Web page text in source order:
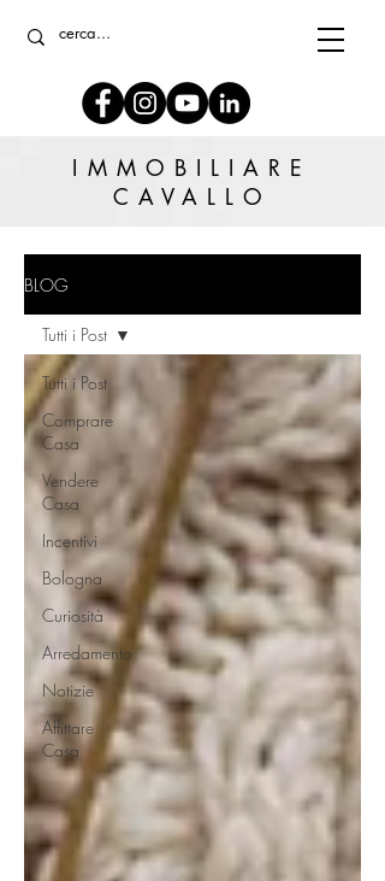
IMMOBILIARE
CAVALLO
BLOG
Tutti i Post
Comprare
Casa
Vendere
Casa
Incentivi
Bologna
Curiosità
Arredamento
Notizie
Affittare
Casa
Tutti i Post